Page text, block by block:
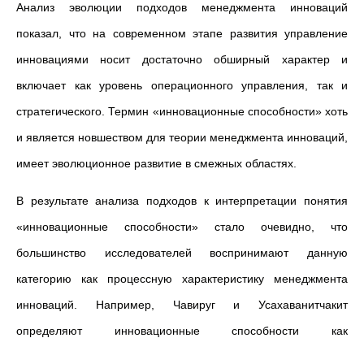
Анализ эволюции подходов менеджмента инноваций
показал, что на современном этапе развития управление
инновациями носит достаточно обширный характер и
включает как уровень операционного управления, так и
стратегического. Термин «инновационные способности» хоть
и является новшеством для теории менеджмента инноваций,
имеет эволюционное развитие в смежных областях.
В результате анализа подходов к интерпретации понятия
«инновационные способности» стало очевидно, что
большинство исследователей воспринимают данную
категорию как процессную характеристику менеджмента
инноваций. Например, Чавируг и Усахаванитчакит
определяют инновационные способности как